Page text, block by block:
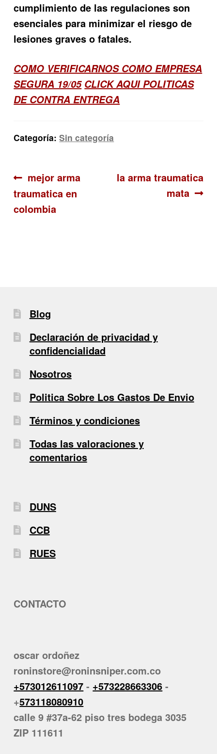
cumplimiento de las regulaciones son
esenciales para minimizar el riesgo de
lesiones graves o fatales.
COMO VERIFICARNOS COMO EMPRESA
SEGURA 19/05 CLICK AQUI POLITICAS
DE CONTRA ENTREGA
Categoría:Sin categoría
Navegación
de
Anterior:
mejor arma
traumatica en
colombia
Siguiente:
la arma traumatica
mata
Blog
Declaración de privacidad y
confidencialidad
Nosotros
Politica Sobre Los Gastos De Envio
Términos y condiciones
Todas las valoraciones y
comentarios
DUNS
CCB
RUES
CONTACTO
oscar ordoñez
roninstore@roninsniper.com.co
+573012611097 - +573228663306 -
+573118080910
calle 9 #37a-62 piso tres bodega 3035
ZIP 111611